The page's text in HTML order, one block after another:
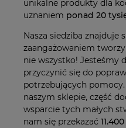
unikalne produkty dla
uznaniem ponad 20
Nasza siedziba znajduje
zaangażowaniem
nie wszystko! Jesteśmy
przyczynić się do
potrzebujących
naszym sklepie, część
wsparcie tych małych
nam się przekazać 11.400